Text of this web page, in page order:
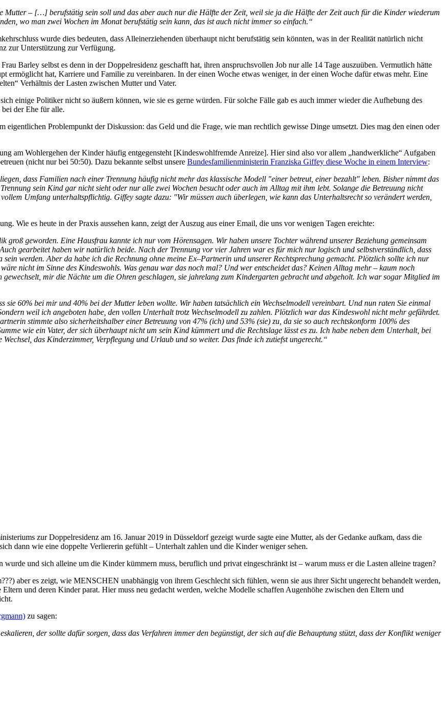
Mutter – […] berufstätig sein soll und das aber auch nur die Hälfte der Zeit, weil sie ja die Hälfte der Zeit auch für die Kinder wiederum
wo man zwei Wochen im Monat berufstätig sein kann, das ist auch nicht immer so einfach.“
wurde dies bedeuten, dass Alleinerziehenden überhaupt nicht berufstätig sein könnten, was in der Realität natürlich nicht
zur Unterstützung zur Verfügung.
Barley selbst es denn in der Doppelresidenz geschafft hat, ihren anspruchsvollen Job nur alle 14 Tage auszuüben. Vermutlich hätte
ermöglicht hat, Karriere und Familie zu vereinbaren. In der einen Woche etwas weniger, in der einen Woche dafür etwas mehr. Eine
Verhältnis der Lasten zwischen Mutter und Vater.
einige Politiker nicht so äußern können, wie sie es gerne würden. Für solche Fälle gab es auch immer wieder die Aufhebung des
der Ehe für alle.
eigentlichen Problempunkt der Diskussion: das Geld und die Frage, wie man rechtlich gewisse Dinge umsetzt. Dies mag den einen oder
am Wohlergehen der Kinder häufig entgegensteht [Kindeswohlfremde Anreize]. Hier sind also vor allem „handwerkliche“ Aufgaben
(nicht nur bei 50:50). Dazu bekannte selbst unsere Bundesfamilienministerin Franziska Giffey diese Woche in einem Interview:
dass Familien nach einer Trennung häufig nicht mehr das klassische Modell "einer betreut, einer bezahlt" leben. Bisher nimmt das
sein Kind gar nicht sieht oder nur alle zwei Wochen besucht oder auch im Alltag mit ihm lebt. Solange die Betreuung nicht
Umfang unterhaltspflichtig. Giffey sagte dazu: "Wir müssen auch überlegen, wie kann das Unterhaltsrecht so verändert werden,
Wie es heute in der Praxis aussehen kann, zeigt der Auszug aus einer Email, die uns vor wenigen Tagen ereichte:
groß geworden. Eine Hausfrau kannte ich nur vom Hörensagen. Wir haben unsere Tochter während unserer Beziehung gemeinsam
gearbeitet haben wir natürlich beide. Nach der Trennung vor vier Jahren war es für mich nur logisch und selbstverständlich, dass
werden. Aber da habe ich die Rechnung ohne meine Ex–Partnerin und unserer Rechtsprechung gemacht. Plötzlich sollte ich nur
nicht im Sinne des Kindeswohls. Was genau war das noch mal? Und wer entscheidet das? Keinen Alltag mehr – kaum noch
mir die Nächte um die Ohren geschlagen, sie jahrelang zum Kindergarten gebracht und abgeholt. Ich war sogar Mitglied im
sie 60% bei mir und 40% bei der Mutter leben wollte. Wir haben tatsächlich ein Wechselmodell vereinbart. Und nun raten Sie einmal
weil ich angeboten habe, den vollen Unterhalt trotz Wechselmodell zu zahlen. Plötzlich war das Kindeswohl nicht mehr gefährdet.
stimmte also sicherheitshalber einer Betreuung von 47% (ich) und 53% (sie) zu, da sie so auch rechtskonform 100% des
wie ein Vater, der sich überhaupt nicht um sein Kind kümmert und die Rechtslage lässt es zu. Ich habe neben dem Unterhalt, bei
das Kinderzimmer, Verpflegung und Urlaub und so weiter. Das finde ich zutiefst ungerecht.“
zur Doppelresidenz am 16. Januar 2019 in Düsseldorf gezeigt wurde sagte eine Mutter, als der Gedanke aufkam, dass die
dann wie eine doppelte Verliererin gefühlt – Unterhalt zahlen und die Kinder weniger sehen.
und sich alleine um die Kinder kümmern muss, beruflich und privat eingeschränkt ist – warum muss er die Lasten alleine tragen?
aber es zeigt, wie MENSCHEN unabhängig von ihrem Geschlecht sich fühlen, wenn sie aus ihrer Sicht ungerecht behandelt werden,
und deren Kinder parat. Hier muss neu gedacht werden, welche Modelle schaffen Augenhöhe zwischen den Eltern und
zu sagen:
der sollte dafür sorgen, dass das Verfahren immer den begünstigt, der sich auf die Behauptung stützt, dass der Konflikt weniger